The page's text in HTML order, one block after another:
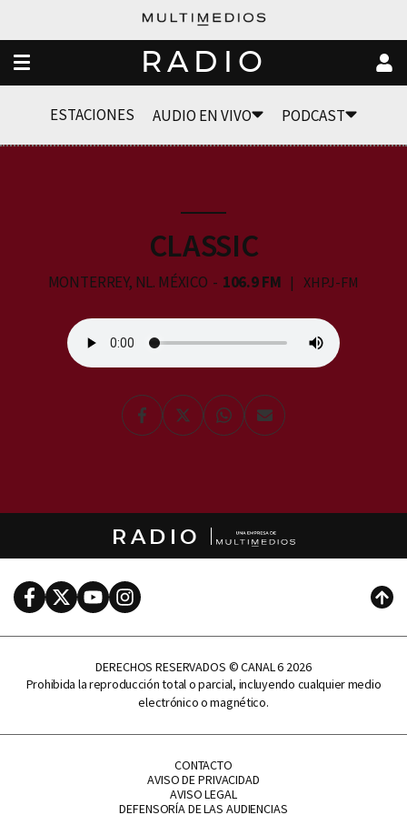
RADIO
ESTACIONES AUDIO EN VIVO PODCAST
CLASSIC
MONTERREY, NL. MÉXICO 106.9 FM XHPJ-FM
FacebookTwitterWhatsapp
Enviar
por
RADIO
FacebookTwitterYoutubeInstagram
DERECHOS RESERVADOS © CANAL 6 2026
Prohibida la reproducción total o parcial, incluyendo cualquier medio
electrónico o magnético.
CONTACTO
AVISO DE PRIVACIDAD
AVISO LEGAL
DEFENSORÍA DE LAS AUDIENCIAS